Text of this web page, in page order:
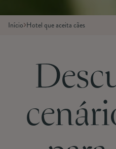
Início Hotel que aceita cães